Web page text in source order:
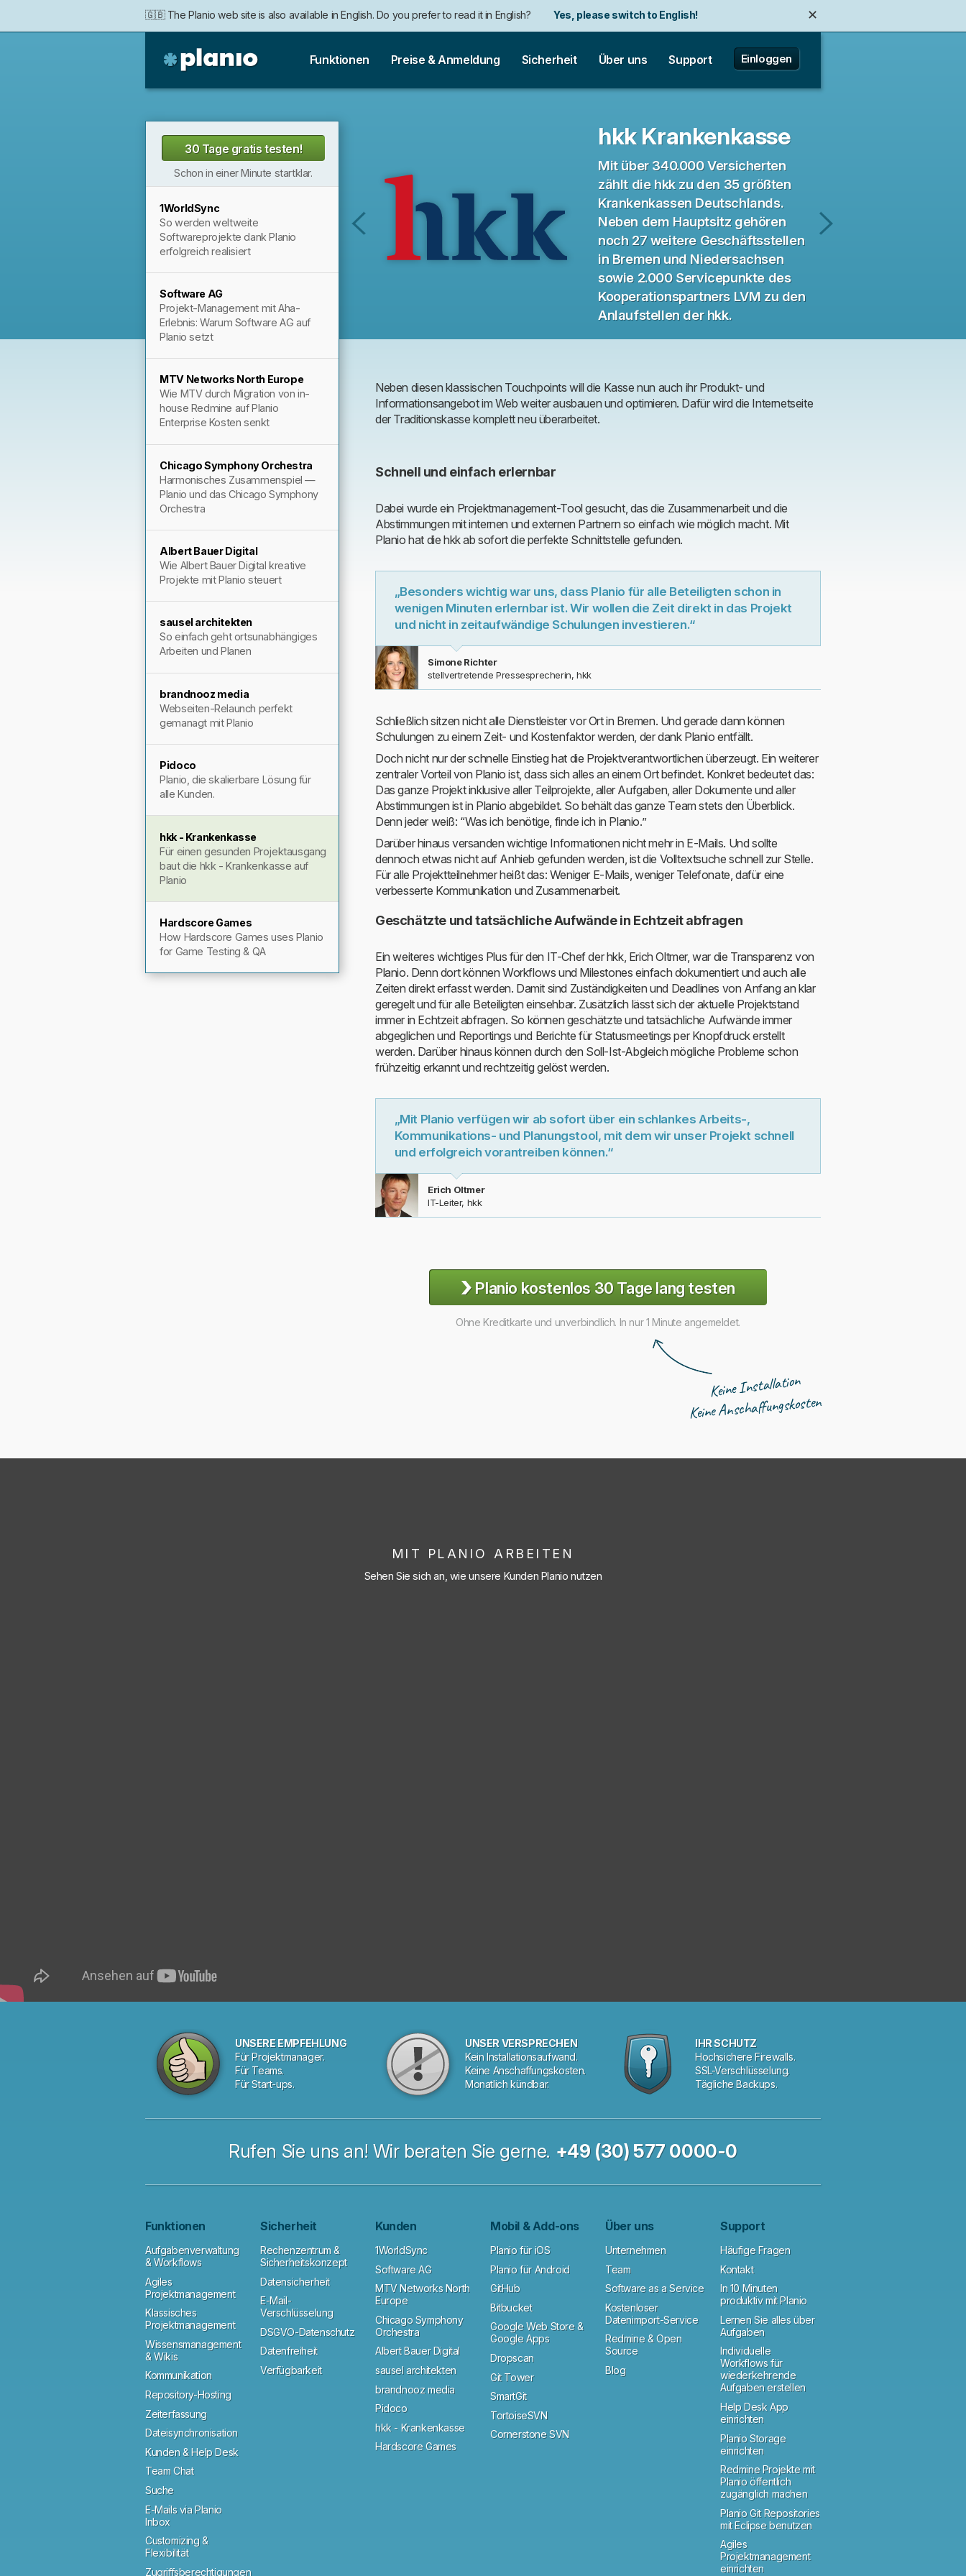
🇬🇧 The Planio web site is also available in English. Do you prefer to read it in English? Yes, please switch to English! ✕
🇩🇪 Die Planio-Webseite gibt es auch auf Deutsch. Möchten Sie lieber auf Deutsch weiterlesen? Ja, bitte zu Deutsch wechseln!
🇯🇵 Planioのwebサイトは日本語にも対応しています。日本語での表示がお好みですか?
Funktionen Preise & Anmeldung Sicherheit Über uns Support Einloggen
30 Tage gratis testen!
Schon in einer Minute startklar.
1WorldSync
So werden weltweite
Softwareprojekte dank Planio
erfolgreich realisiert
Software AG
Projekt-Management mit Aha-
Erlebnis: Warum Software AG auf
Planio setzt
MTV Networks North Europe
Wie MTV durch Migration von in-
house Redmine auf Planio
Enterprise Kosten senkt
Chicago Symphony Orchestra
Harmonisches Zusammenspiel —
Planio und das Chicago Symphony
Orchestra
Albert Bauer Digital
Wie Albert Bauer Digital kreative
Projekte mit Planio steuert
sausel architekten
So einfach geht ortsunabhängiges
Arbeiten und Planen
brandnooz media
Webseiten-Relaunch perfekt
gemanagt mit Planio
Pidoco
Planio, die skalierbare Lösung für
alle Kunden.
hkk - Krankenkasse
Für einen gesunden Projektausgang
baut die hkk - Krankenkasse auf
Planio
Hardscore Games
How Hardscore Games uses Planio
for Game Testing & QA
hkk Krankenkasse
Mit über 340.000 Versicherten
zählt die hkk zu den 35 größten
Krankenkassen Deutschlands.
Neben dem Hauptsitz gehören
noch 27 weitere Geschäftsstellen
in Bremen und Niedersachsen
sowie 2.000 Servicepunkte des
Kooperationspartners LVM zu den
Anlaufstellen der hkk.
Neben diesen klassischen Touchpoints will die Kasse nun auch ihr Produkt- und
Informationsangebot im Web weiter ausbauen und optimieren. Dafür wird die Internetseite
der Traditionskasse komplett neu überarbeitet.
Schnell und einfach erlernbar
Dabei wurde ein Projektmanagement-Tool gesucht, das die Zusammenarbeit und die
Abstimmungen mit internen und externen Partnern so einfach wie möglich macht. Mit
Planio hat die hkk ab sofort die perfekte Schnittstelle gefunden.
„Besonders wichtig war uns, dass Planio für alle Beteiligten schon in
wenigen Minuten erlernbar ist. Wir wollen die Zeit direkt in das Projekt
und nicht in zeitaufwändige Schulungen investieren.“
Simone Richter
stellvertretende Pressesprecherin, hkk
Schließlich sitzen nicht alle Dienstleister vor Ort in Bremen. Und gerade dann können
Schulungen zu einem Zeit- und Kostenfaktor werden, der dank Planio entfällt.
Doch nicht nur der schnelle Einstieg hat die Projektverantwortlichen überzeugt. Ein weiterer
zentraler Vorteil von Planio ist, dass sich alles an einem Ort befindet. Konkret bedeutet das:
Das ganze Projekt inklusive aller Teilprojekte, aller Aufgaben, aller Dokumente und aller
Abstimmungen ist in Planio abgebildet. So behält das ganze Team stets den Überblick.
Denn jeder weiß: “Was ich benötige, finde ich in Planio.”
Darüber hinaus versanden wichtige Informationen nicht mehr in E-Mails. Und sollte
dennoch etwas nicht auf Anhieb gefunden werden, ist die Volltextsuche schnell zur Stelle.
Für alle Projektteilnehmer heißt das: Weniger E-Mails, weniger Telefonate, dafür eine
verbesserte Kommunikation und Zusammenarbeit.
Geschätzte und tatsächliche Aufwände in Echtzeit abfragen
Ein weiteres wichtiges Plus für den IT-Chef der hkk, Erich Oltmer, war die Transparenz von
Planio. Denn dort können Workflows und Milestones einfach dokumentiert und auch alle
Zeiten direkt erfasst werden. Damit sind Zuständigkeiten und Deadlines von Anfang an klar
geregelt und für alle Beteiligten einsehbar. Zusätzlich lässt sich der aktuelle Projektstand
immer in Echtzeit abfragen. So können geschätzte und tatsächliche Aufwände immer
abgeglichen und Reportings und Berichte für Statusmeetings per Knopfdruck erstellt
werden. Darüber hinaus können durch den Soll-Ist-Abgleich mögliche Probleme schon
frühzeitig erkannt und rechtzeitig gelöst werden.
„Mit Planio verfügen wir ab sofort über ein schlankes Arbeits-,
Kommunikations- und Planungstool, mit dem wir unser Projekt schnell
und erfolgreich vorantreiben können.“
Erich Oltmer
IT-Leiter, hkk
›Planio kostenlos 30 Tage lang testen
Ohne Kreditkarte und unverbindlich. In nur 1 Minute angemeldet.
Keine Installation
Keine Anschaffungskosten
MIT PLANIO ARBEITEN
Sehen Sie sich an, wie unsere Kunden Planio nutzen
UNSERE EMPFEHLUNG
Für Projektmanager.
Für Teams.
Für Start-ups.
UNSER VERSPRECHEN
Kein Installationsaufwand.
Keine Anschaffungskosten.
Monatlich kündbar.
IHR SCHUTZ
Hochsichere Firewalls.
SSL-Verschlüsselung.
Tägliche Backups.
Rufen Sie uns an! Wir beraten Sie gerne. +49 (30) 577 0000-0
Funktionen
Aufgabenverwaltung
& Workflows
Agiles
Projektmanagement
Klassisches
Projektmanagement
Wissensmanagement
& Wikis
Kommunikation
Repository-Hosting
Zeiterfassung
Dateisynchronisation
Kunden & Help Desk
Team Chat
Suche
E-Mails via Planio
Inbox
Customizing &
Flexibilität
Zugriffsberechtigungen
Sicherheit
Rechenzentrum &
Sicherheitskonzept
Datensicherheit
E-Mail-
Verschlüsselung
DSGVO-Datenschutz
Datenfreiheit
Verfügbarkeit
Kunden
1WorldSync
Software AG
MTV Networks North
Europe
Chicago Symphony
Orchestra
Albert Bauer Digital
sausel architekten
brandnooz media
Pidoco
hkk - Krankenkasse
Hardscore Games
Mobil & Add-ons
Planio für iOS
Planio für Android
GitHub
Bitbucket
Google Web Store &
Google Apps
Dropscan
Git Tower
SmartGit
TortoiseSVN
Cornerstone SVN
Über uns
Unternehmen
Team
Software as a Service
Kostenloser
Datenimport-Service
Redmine & Open
Source
Blog
Support
Häufige Fragen
Kontakt
In 10 Minuten
produktiv mit Planio
Lernen Sie alles über
Aufgaben
Individuelle
Workflows für
wiederkehrende
Aufgaben erstellen
Help Desk App
einrichten
Planio Storage
einrichten
Redmine Projekte mit
Planio öffentlich
zugänglich machen
Planio Git Repositories
mit Eclipse benutzen
Agiles
Projektmanagement
einrichten